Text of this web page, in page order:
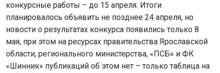
конкурсные работы – до 15 апреля. Итоги
планировалось объявить не позднее 24 апреля, но
новости о результатах конкурса появились только 8
мая, при этом на ресурсах правительства Ярославской
области, регионального министерства, «ПСБ» и ФК
«Шинник» публикаций об этом нет – только таблица на